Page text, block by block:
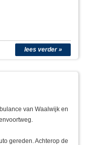
lees verder »
van Waalwijk en
gereden. Achterop de